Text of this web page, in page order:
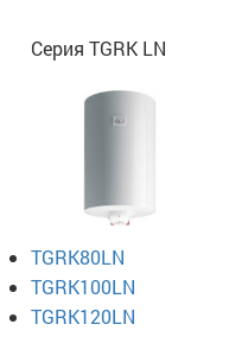
Серия TGRK LN
TGRK80LN
TGRK100LN
TGRK120LN